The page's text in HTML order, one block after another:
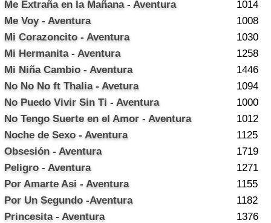
Me Extraña en la Mañana - Aventura
1014
Me Voy - Aventura
1008
Mi Corazoncito - Aventura
1030
Mi Hermanita - Aventura
1258
Mi Niña Cambio - Aventura
1446
No No No ft Thalia - Avetura
1094
No Puedo Vivir Sin Ti - Aventura
1000
No Tengo Suerte en el Amor - Aventura
1012
Noche de Sexo - Aventura
1125
Obsesión - Aventura
1719
Peligro - Aventura
1271
Por Amarte Asi - Aventura
1155
Por Un Segundo -Aventura
1182
Princesita - Aventura
1376